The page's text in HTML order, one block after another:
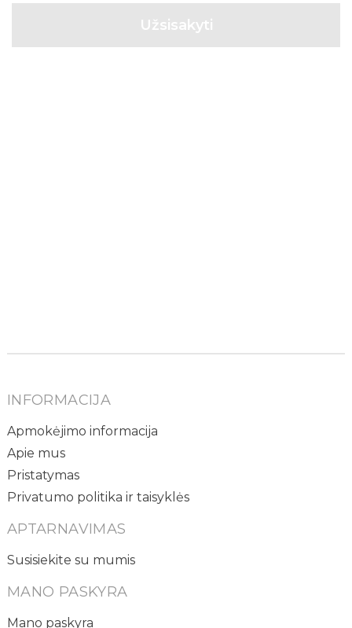
INFORMACIJA
Apmokėjimo informacija
Apie mus
Pristatymas
Privatumo politika ir taisyklės
APTARNAVIMAS
Susisiekite su mumis
MANO PASKYRA
Mano paskyra